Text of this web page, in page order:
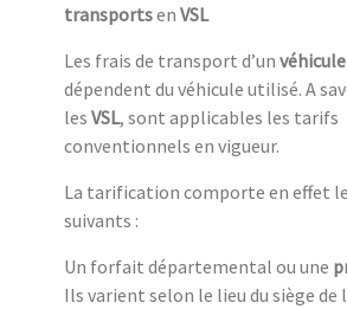
transportsen VSL
Les frais de transport d’un
dépendent du véhicule utilisé. A
les VSL, sont applicables les tarifs
conventionnels en vigueur.
La tarification comporte en effet
suivants :
Un forfait départemental ou une
Ils varient selon le lieu du siège